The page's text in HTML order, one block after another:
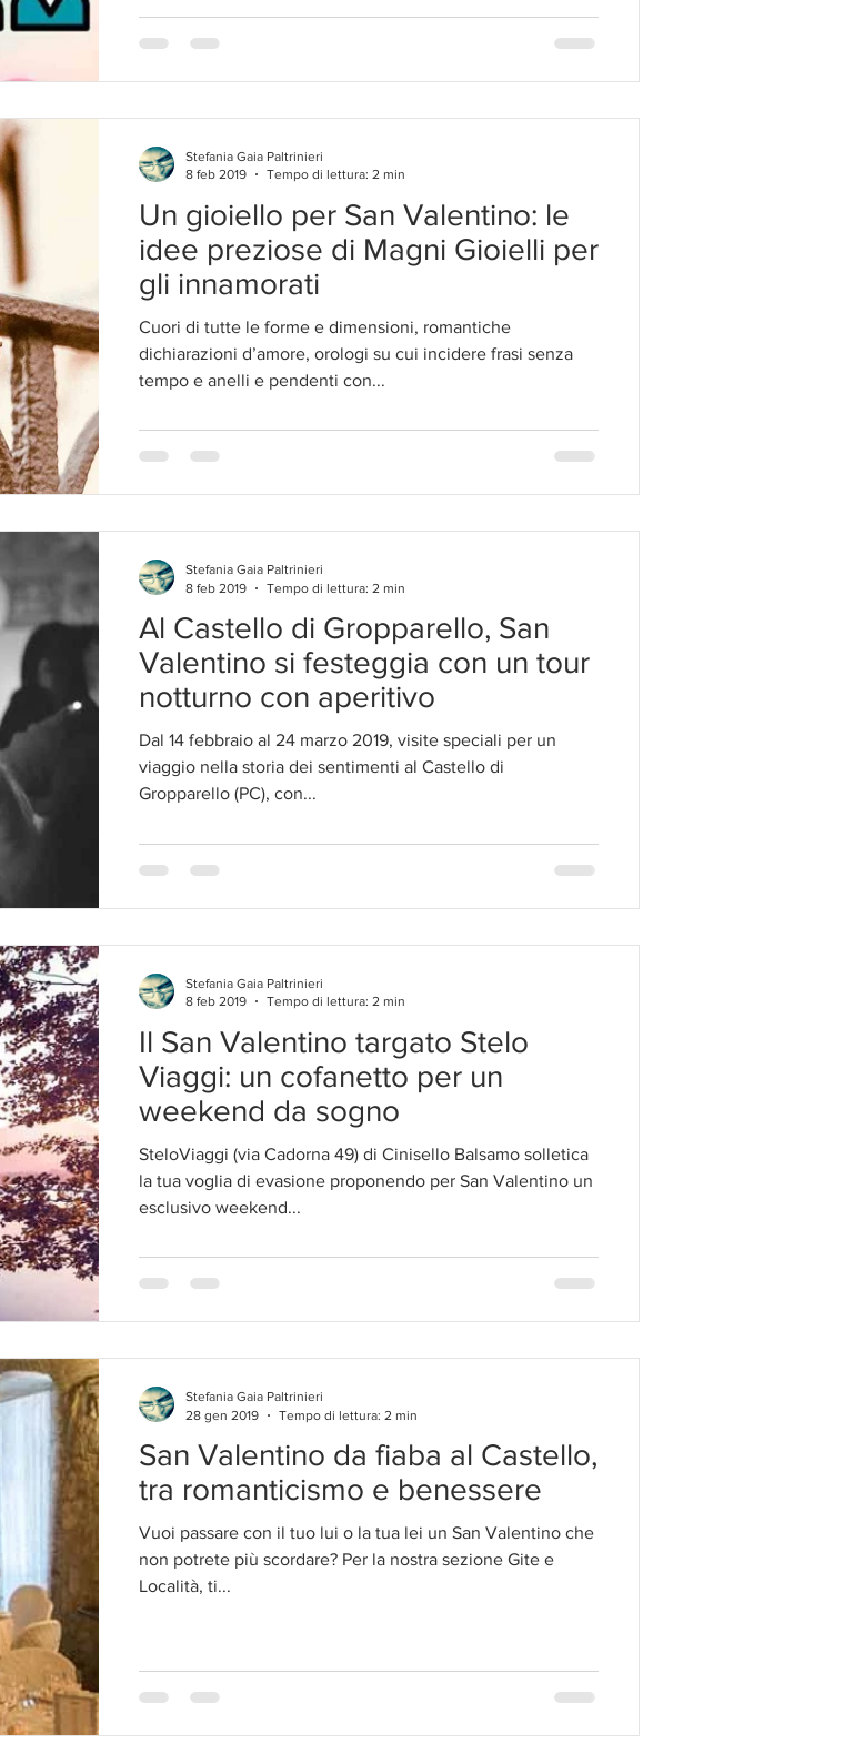
Un gioiello per San Valentino: le
idee preziose di Magni Gioielli per
gli innamorati
Cuori di tutte le forme e dimensioni, romantiche
dichiarazioni d’amore, orologi su cui incidere frasi senza
tempo e anelli e pendenti con...
Stefania Gaia Paltrinieri
8 feb 2019
Tempo di lettura: 2 min
Al Castello di Gropparello, San
Valentino si festeggia con un tour
notturno con aperitivo
Dal 14 febbraio al 24 marzo 2019, visite speciali per un
viaggio nella storia dei sentimenti al Castello di
Gropparello (PC), con...
Stefania Gaia Paltrinieri
8 feb 2019
Tempo di lettura: 2 min
Il San Valentino targato Stelo
Viaggi: un cofanetto per un
weekend da sogno
SteloViaggi (via Cadorna 49) di Cinisello Balsamo solletica
la tua voglia di evasione proponendo per San Valentino un
esclusivo weekend...
Stefania Gaia Paltrinieri
8 feb 2019
Tempo di lettura: 2 min
San Valentino da fiaba al Castello,
tra romanticismo e benessere
Vuoi passare con il tuo lui o la tua lei un San Valentino che
non potrete più scordare? Per la nostra sezione Gite e
Località, ti...
Stefania Gaia Paltrinieri
28 gen 2019
Tempo di lettura: 2 min